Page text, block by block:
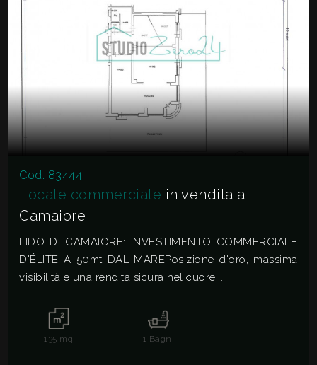
Cod. 83444
Locale commerciale in vendita a
Camaiore
LIDO DI CAMAIORE: INVESTIMENTO COMMERCIALE
D'ÉLITE A 50mt DAL MAREPosizione d'oro, massima
visibilità e una rendita sicura nel cuore...
135 mq 1 Bagni